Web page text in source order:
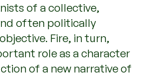
of a collective,
often politically
Fire, in turn,
role as a character
of a new narrative of